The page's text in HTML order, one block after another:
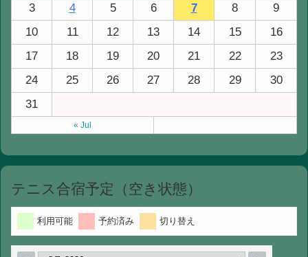
3
4 5 6 7 8
9
10
11 12 13 14 15
16
17
18 19 20 21 22
23
24
25 26 27 28 29
30
31
« Jul
テニス合宿予定（空き状態）
利用可能 予約済み 切り替え